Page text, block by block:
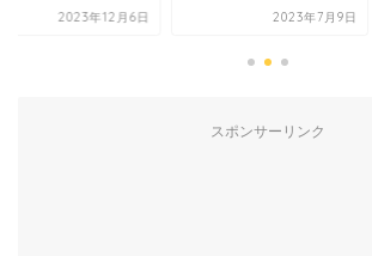
2023年7月9日 2022年11月25日
スポンサーリンク